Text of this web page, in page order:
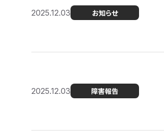
2025.12.03 お知らせ
2025.12.03 障害報告